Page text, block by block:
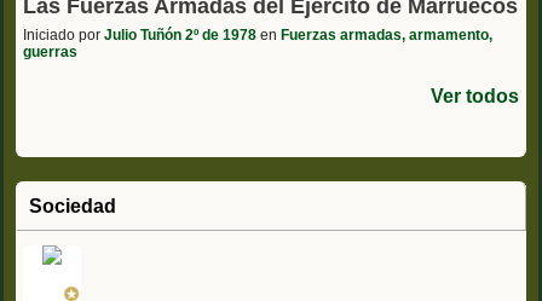
Las Fuerzas Armadas del Ejército de Marruecos
Iniciado por Julio Tuñón 2º de 1978 en Fuerzas armadas, armamento,
guerras
Ver todos
Sociedad